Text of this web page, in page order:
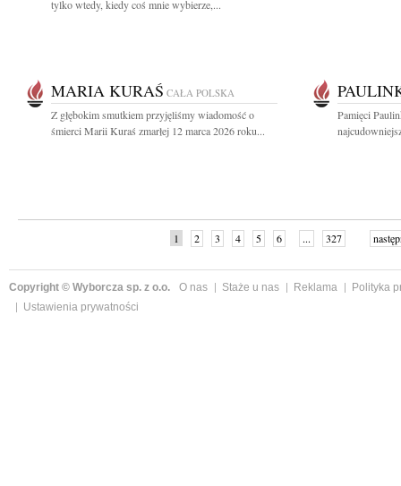
tylko wtedy, kiedy coś mnie wybierze,...
MARIA KURAŚ CAŁA POLSKA
Z głębokim smutkiem przyjęliśmy wiadomość o
śmierci Marii Kuraś zmarłej 12 marca 2026 roku...
Pamięci
1 2 3 4 5 6 ... 327
Copyright © Wyborcza sp. z o.o. O nas Staże u nas Reklama
Polityka
Ustawienia prywatności